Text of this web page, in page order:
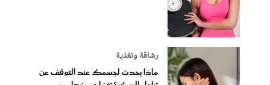
رشاقة وتغذية
ماذا يحدث لجسمك عند التوقف عن